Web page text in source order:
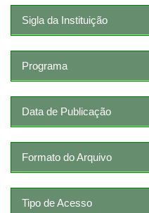
Sigla da Instituição
Programa
Data de Publicação
Formato do Arquivo
Tipo de Acesso